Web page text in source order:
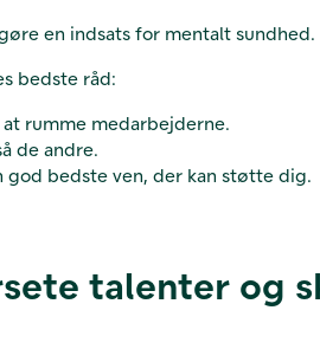
en indsats for mentalt
bedste råd:
rumme medarbejderne.
de andre.
god bedste ven, der kan støtte dig.
talenter og